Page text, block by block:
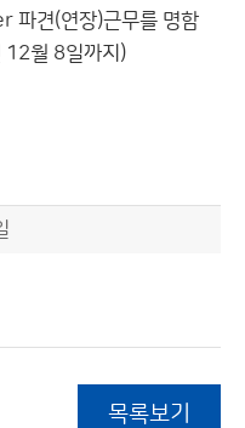
견(연장)근무를 명함
월 8일까지)
목록보기